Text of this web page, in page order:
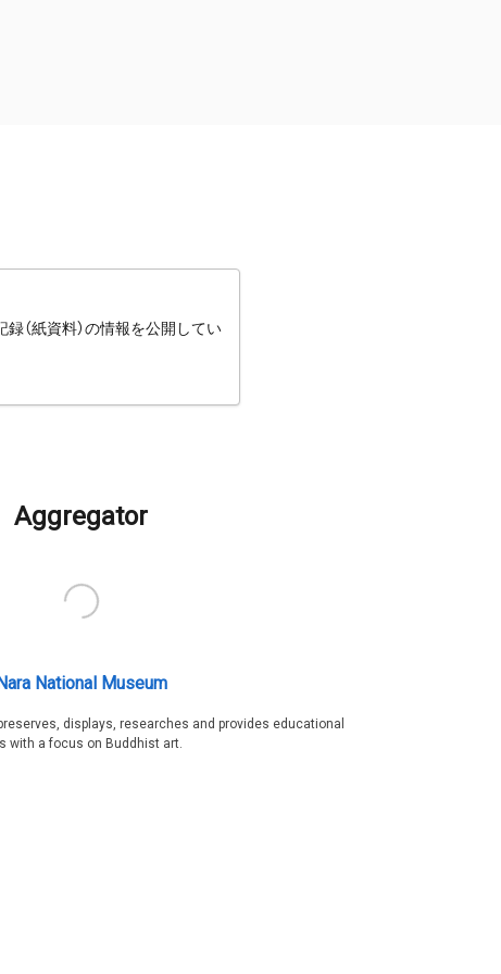
（紙資料）の情報を公開してい
Aggregator
National Museum
displays, researches and provides educational
with a focus on Buddhist art.